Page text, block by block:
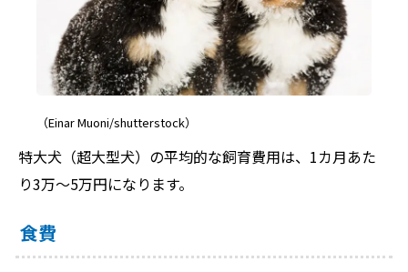
（Einar Muoni/shutterstock）
特大犬（超大型犬）の平均的な飼育費用は、1カ月あた
り3万～5万円になります。
食費